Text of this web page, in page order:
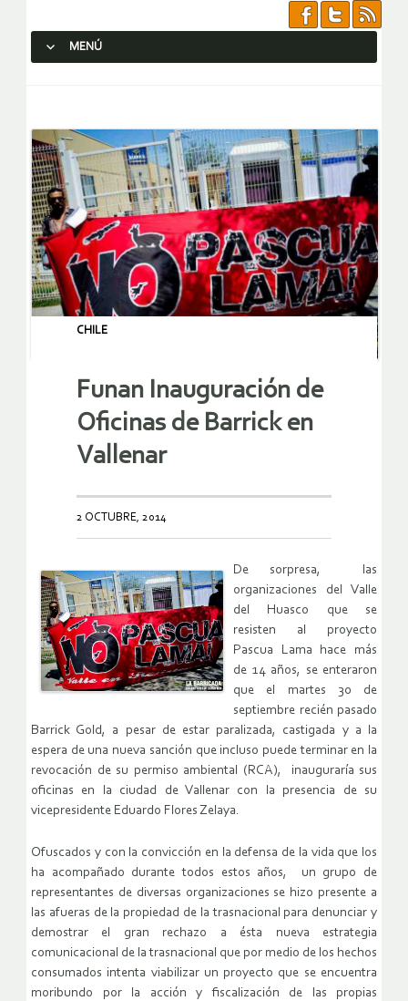
MENÚ
CHILE
Funan Inauguración de
Oficinas de Barrick en
Vallenar
2 OCTUBRE, 2014
De sorpresa, las
organizaciones del Valle
del Huasco que se
resisten al proyecto
Pascua Lama hace más
de 14 años, se enteraron
que el martes 30 de
septiembre recién pasado
Barrick Gold, a pesar de estar paralizada, castigada y a la
espera de una nueva sanción que incluso puede terminar en la
revocación de su permiso ambiental (RCA), inauguraría sus
oficinas en la ciudad de Vallenar con la presencia de su
vicepresidente Eduardo Flores Zelaya.
Ofuscados y con la convicción en la defensa de la vida que los
ha acompañado durante todos estos años, un grupo de
representantes de diversas organizaciones se hizo presente a
las afueras de la propiedad de la trasnacional para denunciar y
demostrar el gran rechazo a ésta nueva estrategia
comunicacional de la trasnacional que por medio de los hechos
consumados intenta viabilizar un proyecto que se encuentra
moribundo por la acción y fiscalización de las propias